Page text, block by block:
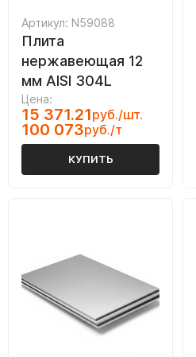
Артикул: N59088
Плита
нержавеющая 12
мм AISI 304L
Цена:
15 371.21руб./шт.
100 073руб./т
КУПИТЬ